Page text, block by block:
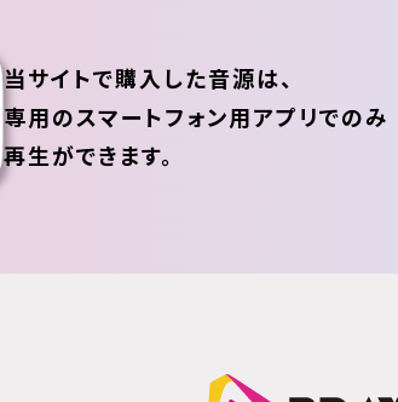
当サイトで購入した音源は、
専用のスマートフォン用アプリでのみ
再生ができます。